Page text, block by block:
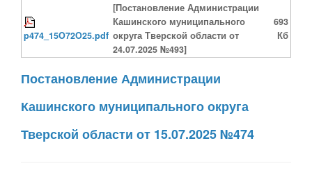
p474_15O72O25.pdf
[Постановление Администрации
Кашинского муниципального
округа Тверской области от
24.07.2025 №493]
693
Кб
Постановление Администрации
Кашинского муниципального округа
Тверской области от 15.07.2025 №474